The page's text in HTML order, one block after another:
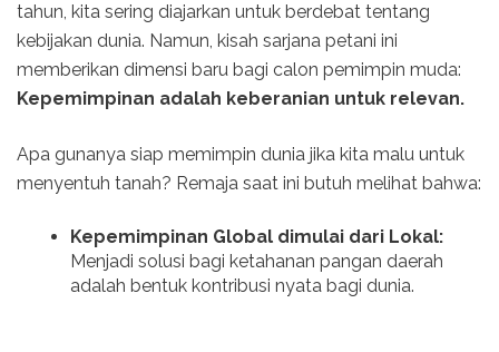
tahun, kita sering diajarkan untuk berdebat tentang
kebijakan dunia. Namun, kisah sarjana petani ini
memberikan dimensi baru bagi calon pemimpin muda:
Kepemimpinan adalah keberanian untuk relevan.
Apa gunanya siap memimpin dunia jika kita malu untuk
menyentuh tanah? Remaja saat ini butuh melihat bahwa:
Kepemimpinan Global dimulai dari Lokal:
Menjadi solusi bagi ketahanan pangan daerah
adalah bentuk kontribusi nyata bagi dunia.